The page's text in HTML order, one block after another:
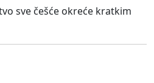
sve češće okreće kratkim